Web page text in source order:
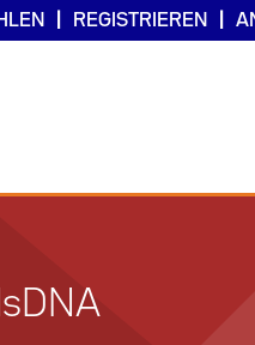
REGISTRIEREN